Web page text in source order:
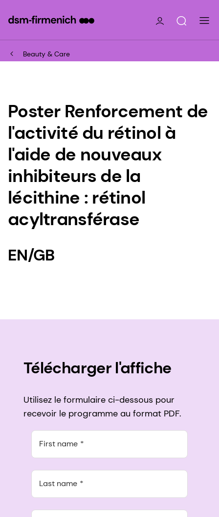
Beauty & Care
Poster Renforcement de
l'activité du rétinol à
l'aide de nouveaux
inhibiteurs de la
lécithine : rétinol
acyltransférase
EN/GB
Télécharger l'affiche
Utilisez le formulaire ci-dessous pour
recevoir le programme au format PDF.
First name
Last name